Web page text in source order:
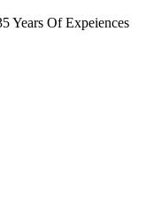
Years Of Expeiences